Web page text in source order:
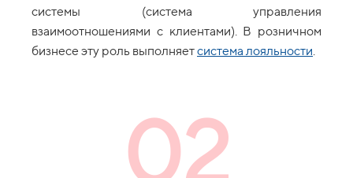
системы (система управления
взаимоотношениями с клиентами). В розничном
бизнесе эту роль выполняетсистема лояльности
02